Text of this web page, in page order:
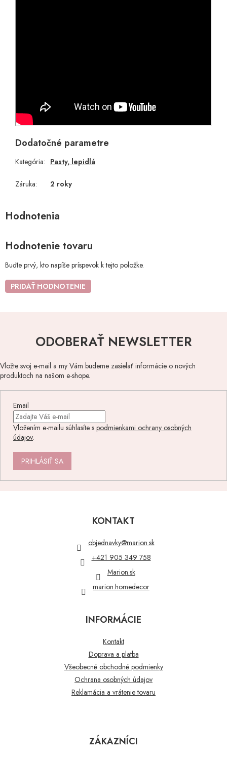
Dodatočné parametre
Kategória: Pasty, lepidlá
Záruka: 2 roky
Hodnotenie tovaru
Buďte prvý, kto napíše príspevok k tejto položke.
PRIDAŤ HODNOTENIE
ODOBERAŤ NEWSLETTER
Vložte svoj e-mail a my Vám budeme zasielať informácie o nových
produktoch na našom e-shope.
Email
Vložením e-mailu súhlasíte s podmienkami ochrany osobných
údajov.
PRIHLÁSIŤ SA
KONTAKT
objednavky@marion.sk
+421 905 349 758
Marion.sk
marion.homedecor
INFORMÁCIE
Kontakt
Doprava a platba
Všeobecné obchodné podmienky
Ochrana osobných údajov
Reklamácia a vrátenie tovaru
ZÁKAZNÍCI